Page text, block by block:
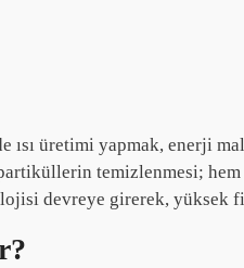
üretimi yapmak, enerji
temizlenmesi;
devreye girerek, yüksek